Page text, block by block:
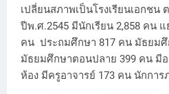
เปลี่ยนสภาพเป็นโรงเรียนเอกชน
ปีพ.ศ.2545 มีนักเรียน 2,858 คน
คน ประถมศึกษา 817 คน มัธยม
มัธยมศึกษาตอนปลาย 399 คน มีอ
ห้อง มีครูอาจารย์ 173 คน นักการ